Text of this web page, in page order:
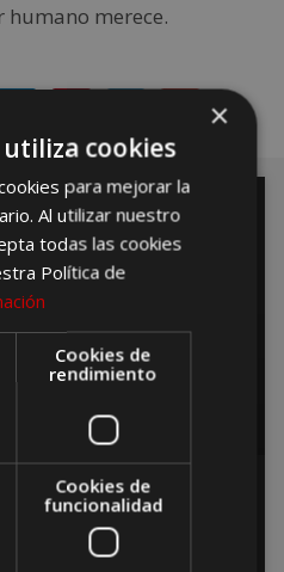
humano merece.
consejos y
aventureros
×
cookies
para mejorar la
Al utilizar nuestro
todas las cookies
Política de
Cookies de
rendimiento
Cookies de
funcionalidad